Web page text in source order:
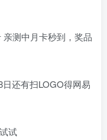
测中月卡秒到，奖品
还有扫LOGO得网易
试